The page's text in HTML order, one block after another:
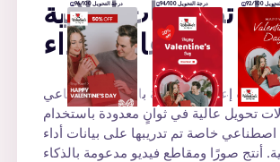
عالية الأداء
إعلانية مدعومة بالذكاء الاصطناعي
تحويل عالية في ثوانٍ معدودة باستخدام
اصطناعي خاصة تم تدريبها على بيانات أداء
أنتج صورًا ومقاطع فيديو مدعومة بالذكاء
درجة التحويل 96/100 درجة التحويل 94/100 92/100